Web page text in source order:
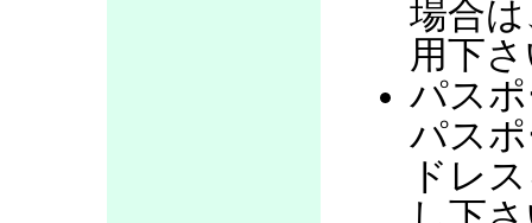
場合
用下
パス
パス
ドレ